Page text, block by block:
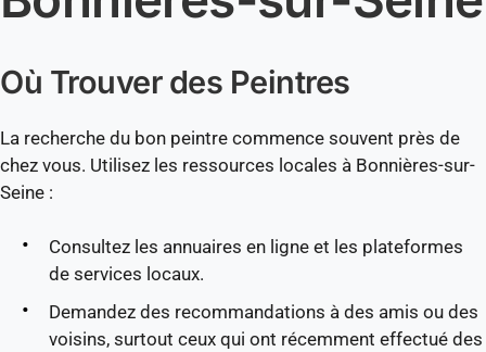
Où Trouver des Peintres
La recherche du bon peintre commence souvent près de
chez vous. Utilisez les ressources locales à Bonnières-sur-
Seine :
Consultez les annuaires en ligne et les plateformes
de services locaux.
Demandez des recommandations à des amis ou des
voisins, surtout ceux qui ont récemment effectué des